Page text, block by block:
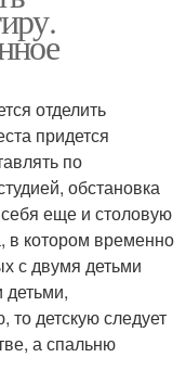
отделить
придется
по
обстановка
еще и столовую
в котором временно
с двумя детьми
детьми,
то детскую следует
а спальню